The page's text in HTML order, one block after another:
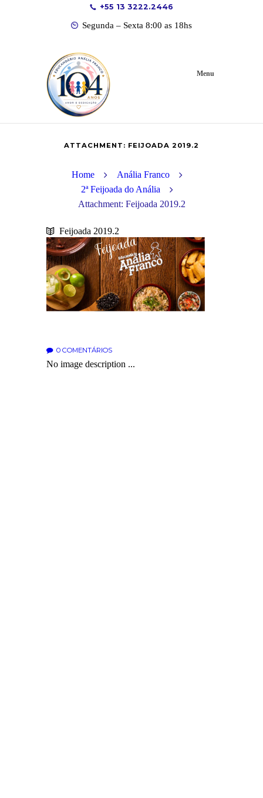
+55 13 3222.2446
Segunda – Sexta 8:00 as 18hs
Menu
ATTACHMENT: FEIJOADA 2019.2
Home
Anália Franco
2ª Feijoada do Anália
Attachment: Feijoada 2019.2
Feijoada 2019.2
0COMENTÁRIOS
No image description ...